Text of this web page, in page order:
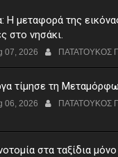
Η μεταφορά της
στο νησάκι.
07, 2026 ΠΑΤΑΤΟΥΚΟΣ
τίμησε τη
06, 2026 ΠΑΤΑΤΟΥΚΟΣ
στα ταξίδια